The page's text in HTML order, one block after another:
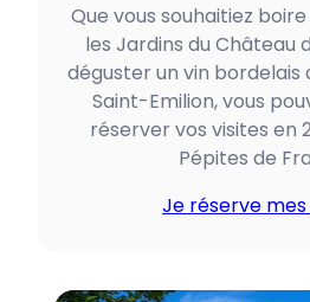
Que vous souhaitiez
les Jardins du Château
déguster un vin bordelais
Saint-Emilion, vous
réserver vos visites en
Pépites de
Je réserve